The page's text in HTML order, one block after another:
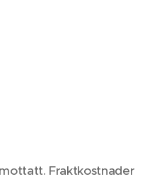
Fraktkostnader